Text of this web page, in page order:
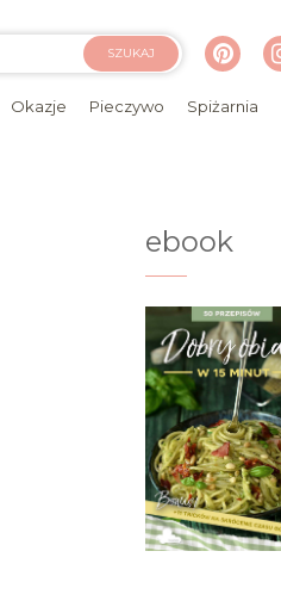
SZUKAJ
Okazje Pieczywo Spiżarnia
ebook